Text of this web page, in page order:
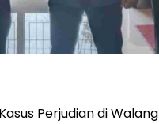
Perjudian di Walang